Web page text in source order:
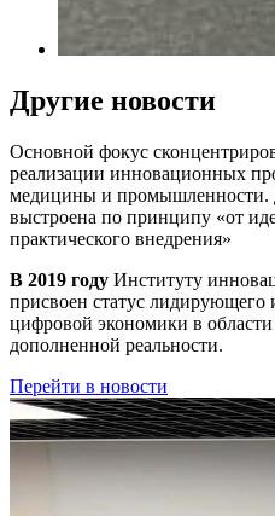
Другие новости
Основной фокус
реализации инновационных
медицины и промышленности.
выстроена по принципу «от
практического внедрения»
В 2019 году Институту
присвоен статус лидирующего
цифровой экономики в
дополненной реальности.
Перейти в новости